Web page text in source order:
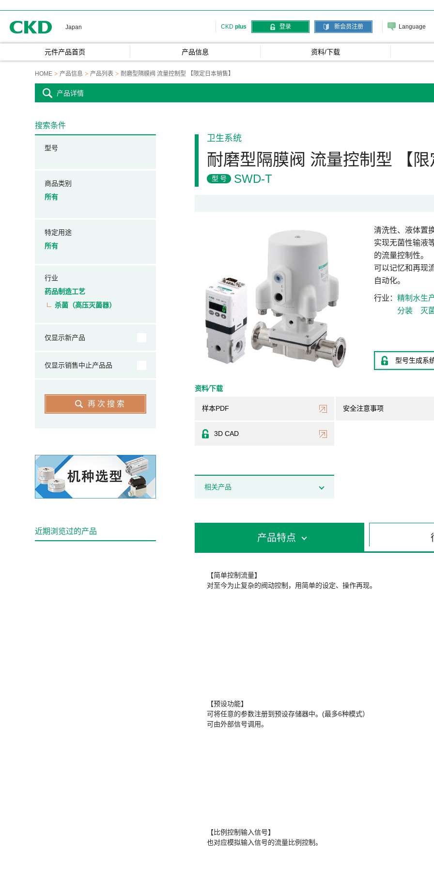
Japan CKD plus 登录 新会员注册 Language
元件产品首页 产品信息 资料/下载
HOME 产品信息 产品列表 耐磨型隔膜阀 流量控制型 【限定日本销售】
产品详情
卫生系统
耐磨型隔膜阀 流量控制型 【
型号 SWD-T
清洗性、液体置
实现无菌性输液
的流量控制性。
可以记忆和再现
自动化。
行业
精制水生
分装
灭
型号生成系
资料⁄下载
样本PDF 安全注意事项
3D CAD
相关产品
产品特点
【简单控制流量】
对至今为止复杂的阀动控制，用简单的设定、操作再现。
【预设功能】
可将任意的参数注册到预设存储器中。(最多6种模式）
可由外部信号调用。
【比例控制输入信号】
也对应模拟输入信号的流量比例控制。
搜索条件
型号
商品类别
所有
特定用途
所有
行业
药品制造工艺
杀菌（高压灭菌器）
仅显示新产品
仅显示销售中止产品品
再次搜索
近期浏览过的产品